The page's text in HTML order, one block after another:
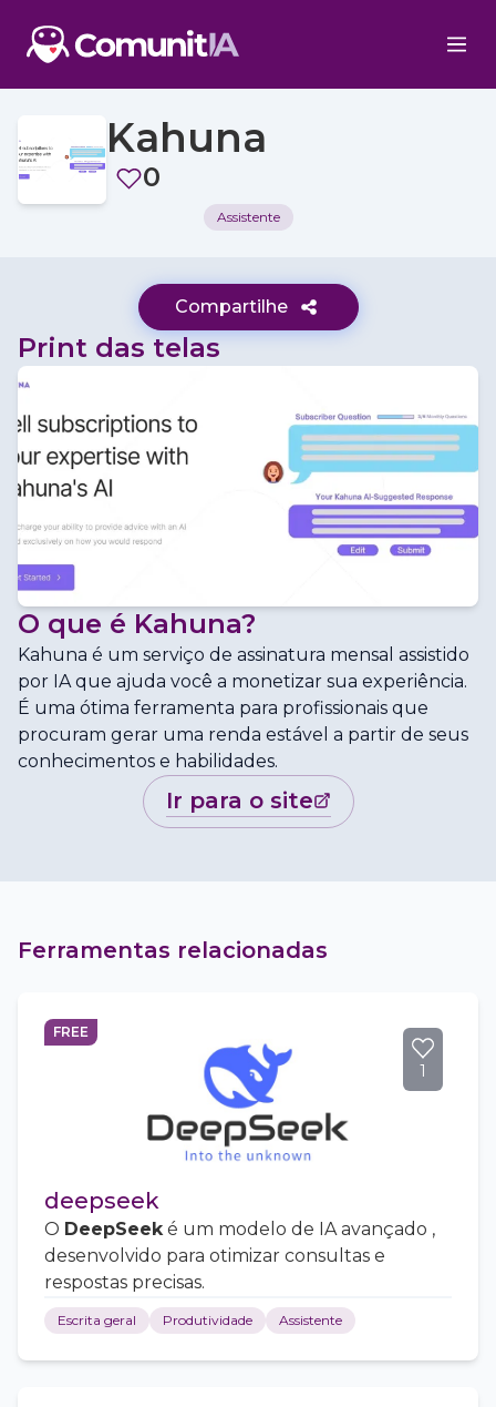
Kahuna
0
Assistente
Compartilhe
Print das telas
O que é Kahuna?
Kahuna é um serviço de assinatura mensal assistido
por IA que ajuda você a monetizar sua experiência.
É uma ótima ferramenta para profissionais que
procuram gerar uma renda estável a partir de seus
conhecimentos e habilidades.
ir para o site
Ferramentas relacionadas
FREE
1
deepseek
O DeepSeeké um modelo de IA avançado ,
desenvolvido para otimizar consultas e
respostas precisas.
Escrita geral Produtividade Assistente